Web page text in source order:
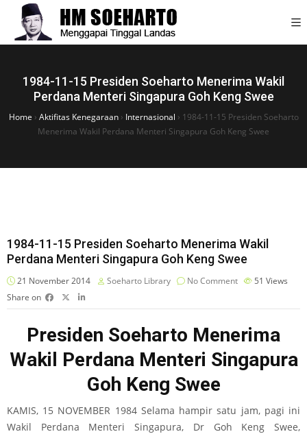
1984-11-15 Presiden Soeharto Menerima Wakil
Perdana Menteri Singapura Goh Keng Swee
Home › Aktifitas Kenegaraan› Internasional › 1984-11-15 Presiden Soeharto
Menerima Wakil Perdana Menteri Singapura Goh Keng Swee
1984-11-15 Presiden Soeharto Menerima Wakil
Perdana Menteri Singapura Goh Keng Swee
21 November 2014 Soeharto Library No Comment 51 Views
Share on
Presiden Soeharto Menerima
Wakil Perdana Menteri Singapura
Goh Keng Swee
KAMIS, 15 NOVEMBER 1984 Selama hampir satu jam, pagi ini
Wakil Perdana Menteri Singapura, Dr Goh Keng Swee,